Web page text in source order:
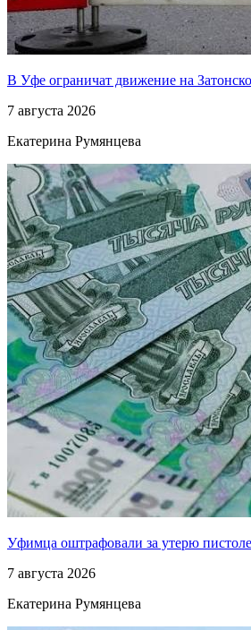
В Уфе ограничат движение на
7 августа 2026
Екатерина Румянцева
Уфимца оштрафовали за утерю
7 августа 2026
Екатерина Румянцева